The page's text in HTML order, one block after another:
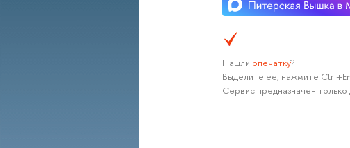
Нашли опечатку?
Выделите её, нажмите
Сервис предназначен